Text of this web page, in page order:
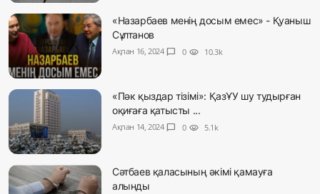
«Назарбаев менің досым емес» - Қуаныш
Сұлтанов
Ақпан 16, 2024 chat_bubble 0 visibility 10.3k
«Пәк қыздар тізімі»: ҚазҰУ шу тудырған
оқиғаға қатысты ...
Ақпан 14, 2024 chat_bubble 0 visibility 5.1k
Сәтбаев қаласының әкімі қамауға
алынды